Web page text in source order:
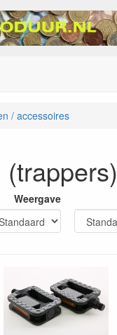
/ accessoires
(trappers)
Weergave